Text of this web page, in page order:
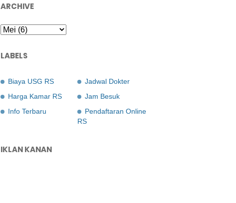
ARCHIVE
LABELS
Biaya USG RS
Harga Kamar RS
Info Terbaru
Jadwal Dokter
Jam Besuk
Pendaftaran Online
RS
IKLAN KANAN